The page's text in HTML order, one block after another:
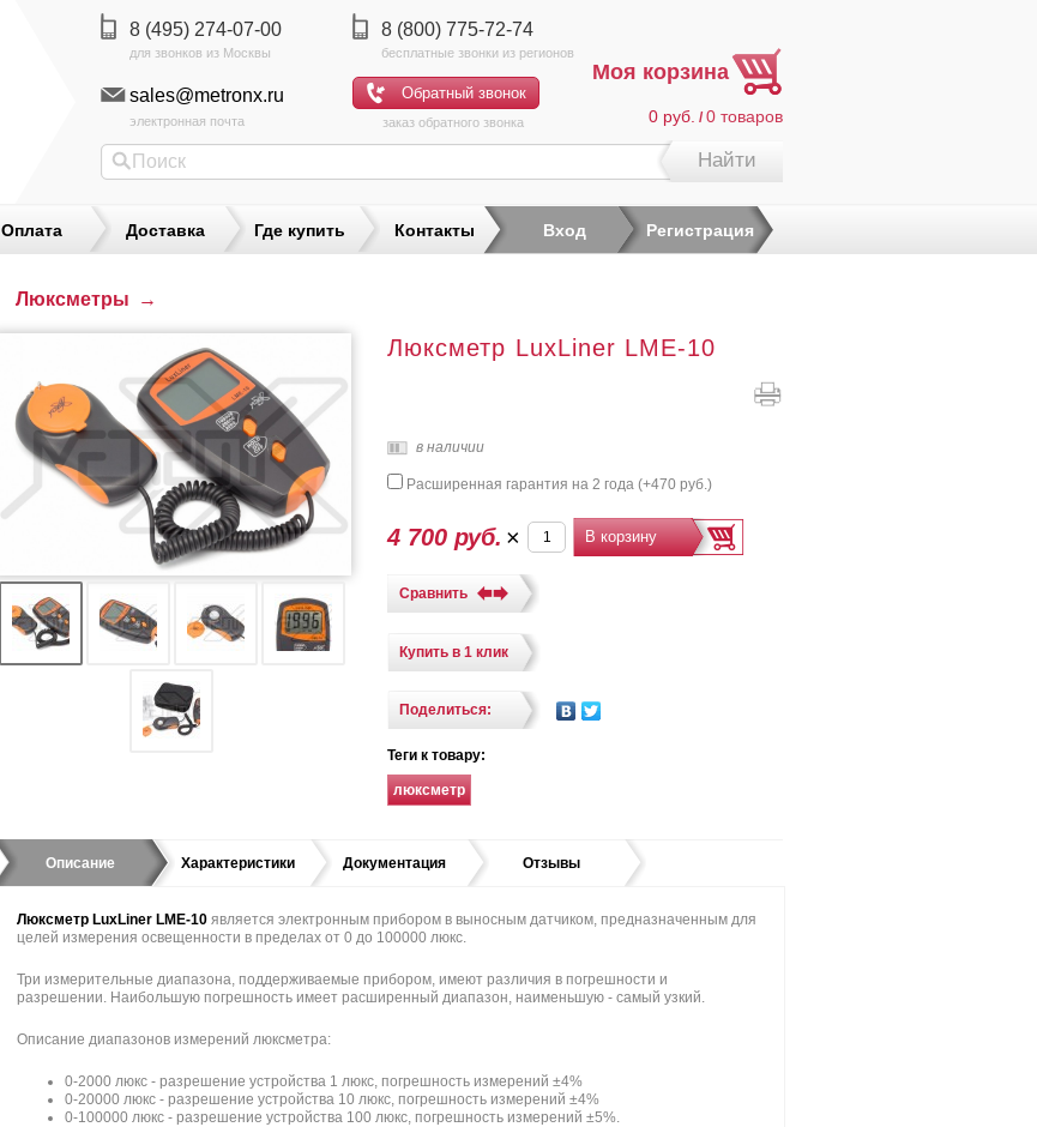
8 (495) 274-07-00 8 (800) 775-72-74
sales@metronx.ru
электронная почта заказ обратного звонка
Моя корзина
0 руб. /0 товаров
Найти
Оплата Доставка Где купить Контакты Вход Регистрация
Люксметры →
Люксметр LuxLiner LME-10
Купить в 1 клик
в наличии
Расширенная гарантия на 2 года (+470 руб.)
4 700 руб. ×
Сравнить
Поделиться:
Теги к товару:
люксметр
Описание Характеристики Документация Отзывы
Люксметр LuxLiner LME-10 является электронным прибором в выносным датчиком, предназначенным для
целей измерения освещенности в пределах от 0 до 100000 люкс.
Три измерительные диапазона, поддерживаемые прибором, имеют различия в погрешности и
разрешении. Наибольшую погрешность имеет расширенный диапазон, наименьшую - самый узкий.
Описание диапазонов измерений люксметра:
0-2000 люкс - разрешение устройства 1 люкс, погрешность измерений ±4%
0-20000 люкс - разрешение устройства 10 люкс, погрешность измерений ±4%
0-100000 люкс - разрешение устройства 100 люкс, погрешность измерений ±5%.